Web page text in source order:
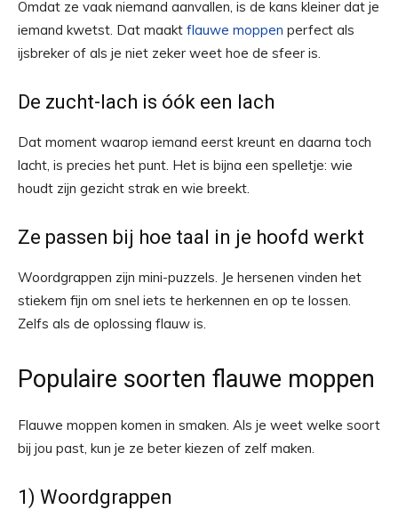
Omdat ze vaak niemand aanvallen, is de kans kleiner dat je
iemand kwetst. Dat maakt flauwe moppen perfect als
ijsbreker of als je niet zeker weet hoe de sfeer is.
De zucht-lach is óók een lach
Dat moment waarop iemand eerst kreunt en daarna toch
lacht, is precies het punt. Het is bijna een spelletje: wie
houdt zijn gezicht strak en wie breekt.
Ze passen bij hoe taal in je hoofd werkt
Woordgrappen zijn mini-puzzels. Je hersenen vinden het
stiekem fijn om snel iets te herkennen en op te lossen.
Zelfs als de oplossing flauw is.
Populaire soorten flauwe moppen
Flauwe moppen komen in smaken. Als je weet welke soort
bij jou past, kun je ze beter kiezen of zelf maken.
1) Woordgrappen